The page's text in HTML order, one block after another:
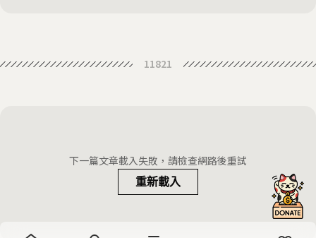
11821
下一篇文章載入失敗，請檢查網路後重試
重新載入